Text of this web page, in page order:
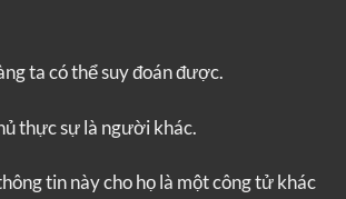
ta có thể suy đoán được.
thực sự là người khác.
tin này cho họ là một công tử khác